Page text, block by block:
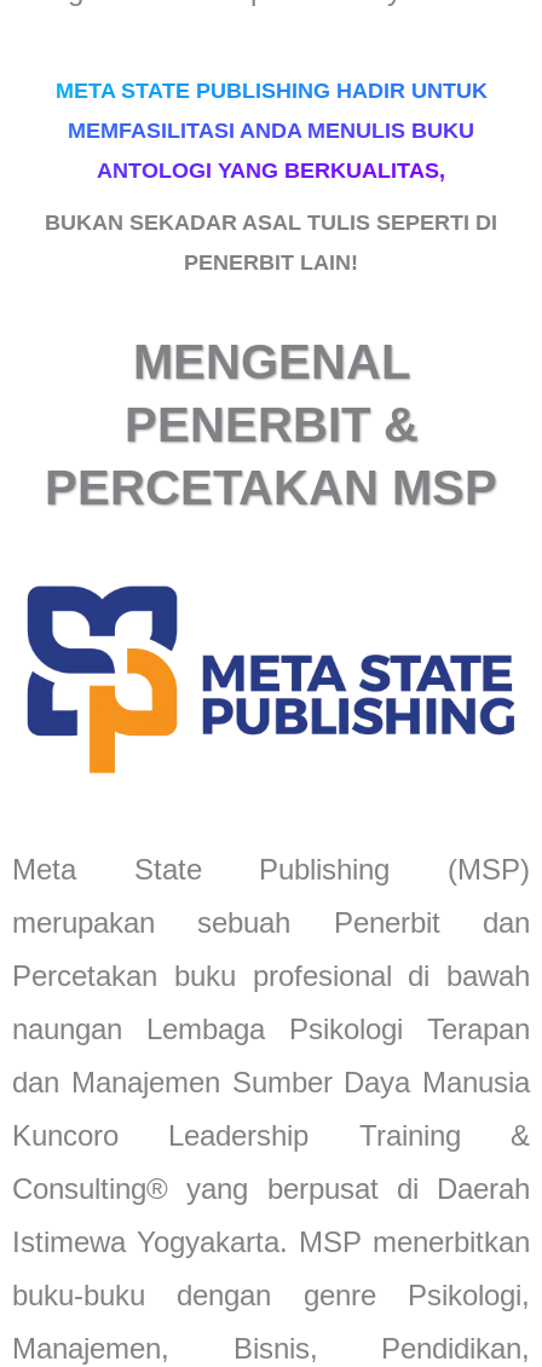
META STATE PUBLISHING HADIR UNTUK
MEMFASILITASI ANDA MENULIS BUKU
ANTOLOGI YANG BERKUALITAS,
BUKAN SEKADAR ASAL TULIS SEPERTI DI
PENERBIT LAIN!
MENGENAL
PENERBIT &
PERCETAKAN MSP
Meta State Publishing (MSP)
merupakan sebuah Penerbit dan
Percetakan buku profesional di bawah
naungan Lembaga Psikologi Terapan
dan Manajemen Sumber Daya Manusia
Kuncoro Leadership Training &
Consulting® yang berpusat di Daerah
Istimewa Yogyakarta. MSP menerbitkan
buku-buku dengan genre Psikologi,
Manajemen, Bisnis, Pendidikan,